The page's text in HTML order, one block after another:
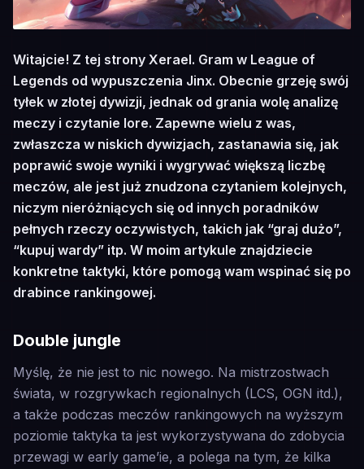
Witajcie! Z tej strony Xerael. Gram w League of
Legends od wypuszczenia Jinx. Obecnie grzeję swój
tyłek w złotej dywizji, jednak od grania wolę analizę
meczy i czytanie lore. Zapewne wielu z was,
zwłaszcza w niskich dywizjach, zastanawia się, jak
poprawić swoje wyniki i wygrywać większą liczbę
meczów, ale jest już znudzona czytaniem kolejnych,
niczym nieróżniących się od innych poradników
pełnych rzeczy oczywistych, takich jak “graj dużo”,
“kupuj wardy” itp. W moim artykule znajdziecie
konkretne taktyki, które pomogą wam wspinać się po
drabince rankingowej.
Double jungle
Myślę, że nie jest to nic nowego. Na mistrzostwach
świata, w rozgrywkach regionalnych (LCS, OGN itd.),
a także podczas meczów rankingowych na wyższym
poziomie taktyka ta jest wykorzystywana do zdobycia
przewagi w early game’ie, a polega na tym, że kilka